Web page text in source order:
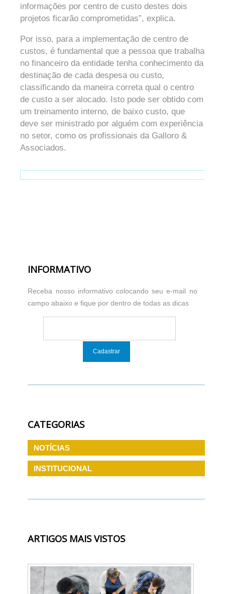
informações por centro de custo destes dois
projetos ficarão comprometidas”, explica.
Por isso, para a implementação de centro de
custos, é fundamental que a pessoa que trabalha
no financeiro da entidade tenha conhecimento da
destinação de cada despesa ou custo,
classificando da maneira correta qual o centro
de custo a ser alocado. Isto pode ser obtido com
um treinamento interno, de baixo custo, que
deve ser ministrado por alguém com experiência
no setor, como os profissionais da Galloro &
Associados.
INFORMATIVO
Receba nosso informativo colocando seu e-mail no
campo abaixo e fique por dentro de todas as dicas
CATEGORIAS
NOTÍCIAS
INSTITUCIONAL
ARTIGOS MAIS VISTOS